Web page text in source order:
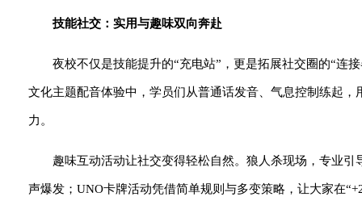
技能社交：实用与趣味双向奔赴
夜校不仅是技能提升的“充电站”，更是拓展社交圈的“连
文化主题配音体验中，学员们从普通话发音、气息控制练起
力。
趣味互动活动让社交变得轻松自然。狼人杀现场，专业
声爆发；UNO卡牌活动凭借简单规则与多变策略，让大家在